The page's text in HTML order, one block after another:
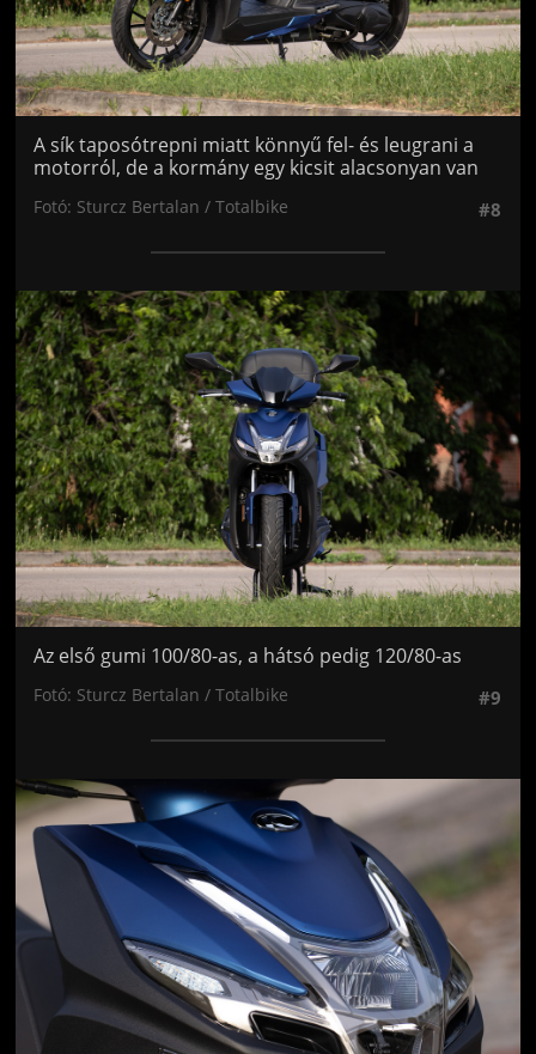
A sík taposótrepni miatt könnyű fel- és leugrani a
motorról, de a kormány egy kicsit alacsonyan van
Fotó: Sturcz Bertalan / Totalbike #8
Jön még kép!
Az első gumi 100/80-as, a hátsó pedig 120/80-as
Fotó: Sturcz Bertalan / Totalbike #9
Jön még kép!